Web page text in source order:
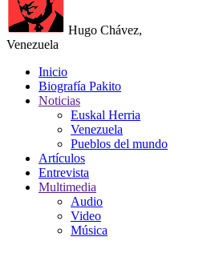
Hugo Chávez,
Venezuela
Inicio
Biografía Pakito
Noticias
Euskal Herria
Venezuela
Pueblos del mundo
Artículos
Entrevista
Multimedia
Audio
Video
Música